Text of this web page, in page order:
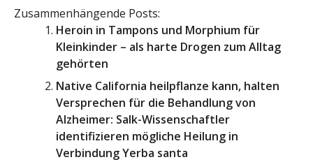
Zusammenhängende Posts:
Heroin in Tampons und Morphium für
Kleinkinder – als harte Drogen zum Alltag
gehörten
Native California heilpflanze kann, halten
Versprechen für die Behandlung von
Alzheimer: Salk-Wissenschaftler
identifizieren mögliche Heilung in
Verbindung Yerba santa